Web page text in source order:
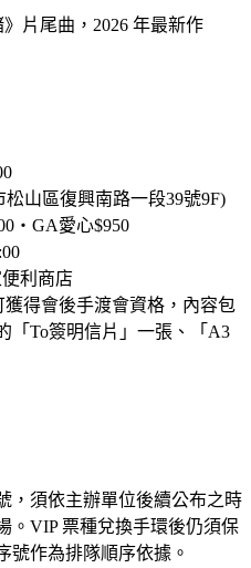
片尾曲，2026 年最新作
區復興南路一段39號9F)
GA愛心$950
利商店
得會後手渡會資格，內容包
「To簽明信片」一張、「A3
，須依主辦單位後續公布之時
。VIP 票種兌換手環後仍須保
號作為排隊順序依據。